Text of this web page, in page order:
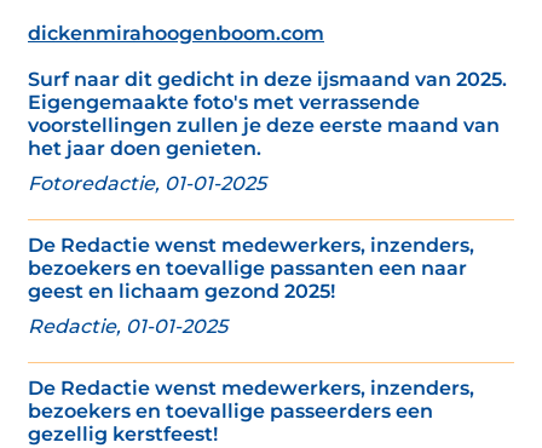
dickenmirahoogenboom.com
Surf naar dit gedicht in deze ijsmaand van 2025.
Eigengemaakte foto's met verrassende
voorstellingen zullen je deze eerste maand van
het jaar doen genieten.
Fotoredactie, 01-01-2025
De Redactie wenst medewerkers, inzenders,
bezoekers en toevallige passanten een naar
geest en lichaam gezond 2025!
Redactie, 01-01-2025
De Redactie wenst medewerkers, inzenders,
bezoekers en toevallige passeerders een
gezellig kerstfeest!